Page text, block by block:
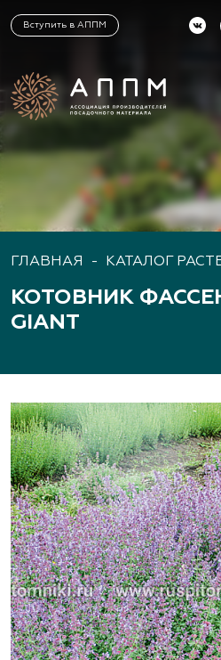
Вступить в АППМ
ГЛАВНАЯ - КАТАЛОГ
КОТОВНИК
GIANT